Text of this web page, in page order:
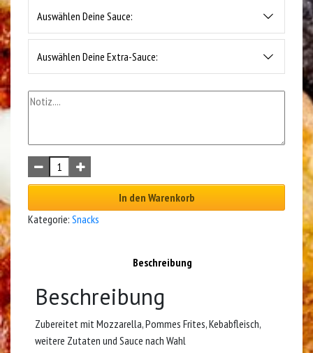
Auswählen Deine Sauce:
Auswählen Deine Extra-Sauce:
In den Warenkorb
Kategorie: Snacks
Beschreibung
Beschreibung
Zubereitet mit Mozzarella, Pommes Frites, Kebabfleisch,
weitere Zutaten und Sauce nach Wahl